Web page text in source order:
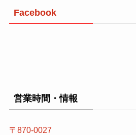
Facebook
営業時間・情報
〒870-0027